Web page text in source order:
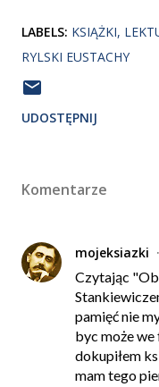
LABELS: KSIĄŻKI
RYLSKI EUSTACHY
UDOSTĘPNIJ
Komentarze
mojeksiazki
Czytając
pamięć nie
byc może
dokupiłem
mam tego